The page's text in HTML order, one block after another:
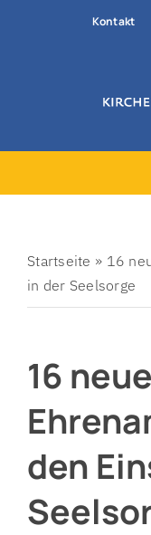
Kontakt
Startseite » 16
in der Seelsorge
16 neue
den